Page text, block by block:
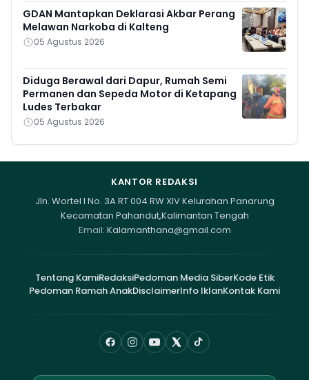
GDAN Mantapkan Deklarasi Akbar Perang
Melawan Narkoba di Kalteng
05 Agustus 2026
Diduga Berawal dari Dapur, Rumah Semi
Permanen dan Sepeda Motor di Ketapang
Ludes Terbakar
05 Agustus 2026
KANTOR REDAKSI
Jln. Wortel I No. 3A RT 004 RW XIV Kelurahan Panarung
Kecamatan Pahandut,Kalimantan Tengah
Email: Kalamanthana@gmail.com
Tentang KamiRedaksiPedoman Media SiberKode Etik
Pedoman Ramah AnakDisclaimerInfo IklanKontak Kami